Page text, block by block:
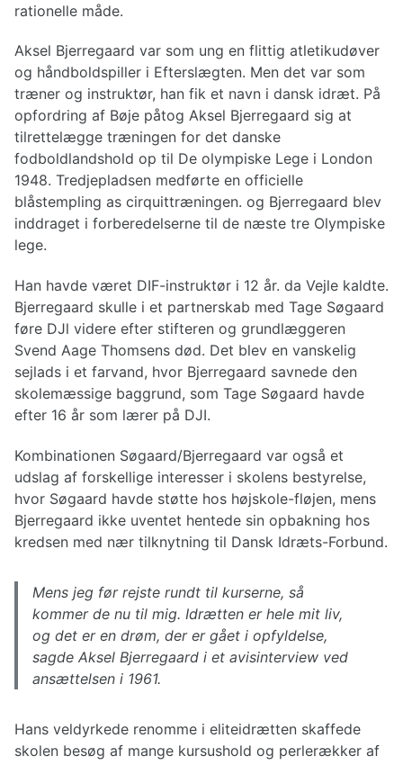
rationelle måde.
Aksel Bjerregaard var som ung en flittig atletikudøver
og håndboldspiller i Efterslægten. Men det var som
træner og instruktør, han fik et navn i dansk idræt. På
opfordring af Bøje påtog Aksel Bjerregaard sig at
tilrettelægge træningen for det danske
fodboldlandshold op til De olympiske Lege i London
1948. Tredjepladsen medførte en officielle
blåstempling as cirquittræningen. og Bjerregaard blev
inddraget i forberedelserne til de næste tre Olympiske
lege.
Han havde været DIF-instruktør i 12 år. da Vejle kaldte.
Bjerregaard skulle i et partnerskab med Tage Søgaard
føre DJl videre efter stifteren og grundlæggeren
Svend Aage Thomsens død. Det blev en vanskelig
sejlads i et farvand, hvor Bjerregaard savnede den
skolemæssige baggrund, som Tage Søgaard havde
efter 16 år som lærer på DJI.
Kombinationen Søgaard/Bjerregaard var også et
udslag af forskellige interesser i skolens bestyrelse,
hvor Søgaard havde støtte hos højskole-fløjen, mens
Bjerregaard ikke uventet hentede sin opbakning hos
kredsen med nær tilknytning til Dansk Idræts-Forbund.
Mens jeg før rejste rundt til kurserne, så
kommer de nu til mig. Idrætten er hele mit liv,
og det er en drøm, der er gået i opfyldelse,
sagde Aksel Bjerregaard i et avisinterview ved
ansættelsen i 1961.
Hans veldyrkede renomme i eliteidrætten skaffede
skolen besøg af mange kursushold og perlerækker af